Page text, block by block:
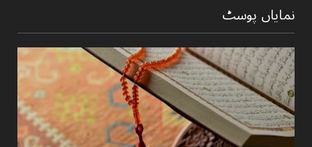
نمایاں پوسٹ